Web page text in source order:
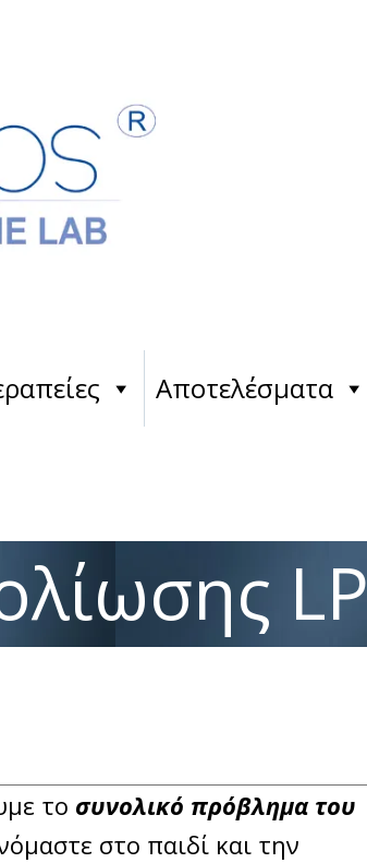
Αποτελέσματα
LP
το συνολικό πρόβλημα του
στο παιδί και την